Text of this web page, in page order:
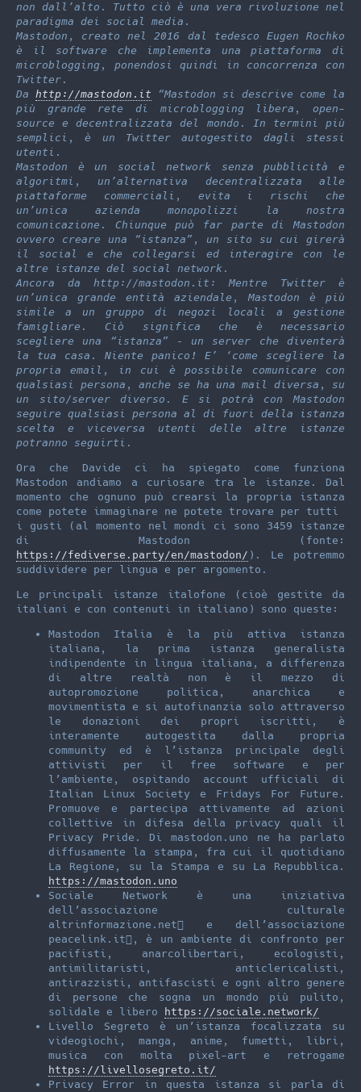
non dall’alto. Tutto ciò è una vera rivoluzione nel
paradigma dei social media.
Mastodon, creato nel 2016 dal tedesco Eugen Rochko
è il software che implementa una piattaforma di
microblogging, ponendosi quindi in concorrenza con
Twitter.
Da http://mastodon.it “Mastodon si descrive come la
più grande rete di microblogging libera, open-
source e decentralizzata del mondo. In termini più
semplici, è un Twitter autogestito dagli stessi
utenti.
Mastodon è un social network senza pubblicità e
algoritmi, un’alternativa decentralizzata alle
piattaforme commerciali, evita i rischi che
un’unica azienda monopolizzi la nostra
comunicazione. Chiunque può far parte di Mastodon
ovvero creare una “istanza”, un sito su cui girerà
il social e che collegarsi ed interagire con le
altre istanze del social network.
Ancora da http://mastodon.it: Mentre Twitter è
un’unica grande entità aziendale, Mastodon è più
simile a un gruppo di negozi locali a gestione
famigliare. Ciò significa che è necessario
scegliere una “istanza” – un server che diventerà
la tua casa. Niente panico! E’ ‘come scegliere la
propria email, in cui è possibile comunicare con
qualsiasi persona, anche se ha una mail diversa, su
un sito/server diverso. E si potrà con Mastodon
seguire qualsiasi persona al di fuori della istanza
scelta e viceversa utenti delle altre istanze
potranno seguirti.
Ora che Davide ci ha spiegato come funziona
Mastodon andiamo a curiosare tra le istanze. Dal
momento che ognuno può crearsi la propria istanza
come potete immaginare ne potete trovare per tutti
i gusti (al momento nel mondi ci sono 3459 istanze
di Mastodon (fonte:
https://fediverse.party/en/mastodon/ ). Le potremmo
suddividere per lingua e per argomento.
Le principali istanze italofone (cioè gestite da
italiani e con contenuti in italiano) sono queste:
Mastodon Italia è la più attiva istanza
italiana, la prima istanza generalista
indipendente in lingua italiana, a differenza
di altre realtà non è il mezzo di
autopromozione politica, anarchica e
movimentista e si autofinanzia solo attraverso
le donazioni dei propri iscritti, è
interamente autogestita dalla propria
community ed è l’istanza principale degli
attivisti per il free software e per
l’ambiente, ospitando account ufficiali di
Italian Linux Society e Fridays For Future.
Promuove e partecipa attivamente ad azioni
collettive in difesa della privacy quali il
Privacy Pride. Di mastodon.uno ne ha parlato
diffusamente la stampa, fra cui il quotidiano
La Regione, su la Stampa e su La Repubblica.
https://mastodon.uno
Sociale Network è una iniziativa
dell’associazione culturale
altrinformazione.net󰏌 e dell’associazione
peacelink.it󰏌, è un ambiente di confronto per
pacifisti, anarcolibertari, ecologisti,
antimilitaristi, anticlericalisti,
antirazzisti, antifascisti e ogni altro genere
di persone che sogna un mondo più pulito,
solidale e libero
https://sociale.network/
Livello Segreto è un’istanza focalizzata su
videogiochi, manga, anime, fumetti, libri,
musica con molta pixel-art e retrogame
https://livellosegreto.it/
Privacy Error in questa istanza si parla di